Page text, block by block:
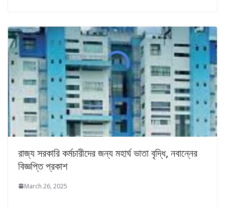
রাজ্য সরকারি কর্মচারীদের জন্য মহার্ঘ ভাতা বৃদ্ধি, নবান্নের
বিজ্ঞপ্তি প্রকাশ
March 26, 2025